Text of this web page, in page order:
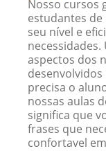
Nosso cursos
estudantes
seu nível e
aspectos dos
precisa o
nossas aulas
significa que
frases que
confortavel